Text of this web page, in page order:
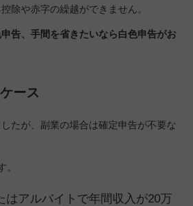
除や赤字の繰越ができません。
告、手間を省きたいなら白色申告がお
ース
たが、副業の場合は確定申告が不要な
。
はアルバイトで年間収入が20万